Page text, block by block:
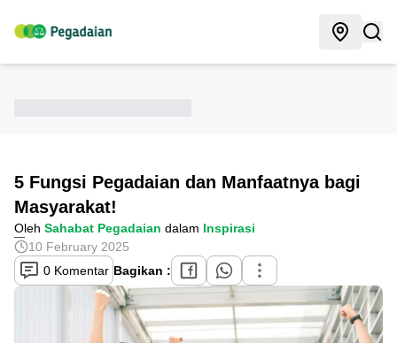
5 Fungsi Pegadaian dan Manfaatnya bagi
Masyarakat!
Oleh Sahabat Pegadaian dalam Inspirasi
10 February 2025
0 Komentar Bagikan :